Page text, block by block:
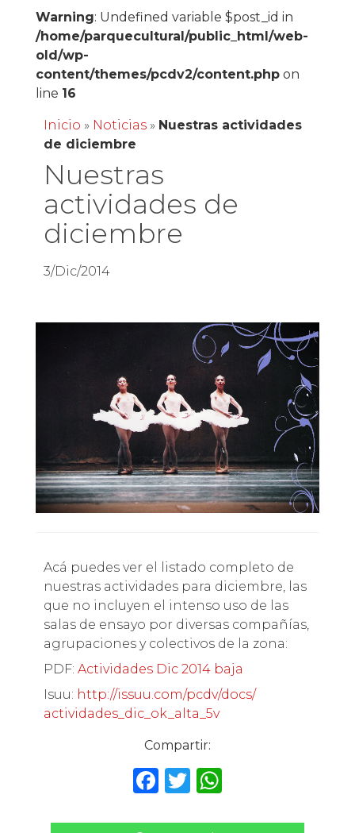
Warning: Undefined variable $post_id in
/home/parquecultural/public_html/web-
old/wp-
content/themes/pcdv2/content.phpon
line 16
Inicio » Noticias» Nuestras actividades
de diciembre
Nuestras
actividades de
diciembre
3/Dic/2014
Acá puedes ver el listado completo de
nuestras actividades para diciembre, las
que no incluyen el intenso uso de las
salas de ensayo por diversas compañías,
agrupaciones y colectivos de la zona:
PDF: Actividades Dic 2014 baja
Isuu: http://issuu.com/pcdv/docs/
actividades_dic_ok_alta_5v
Compartir:
F T W